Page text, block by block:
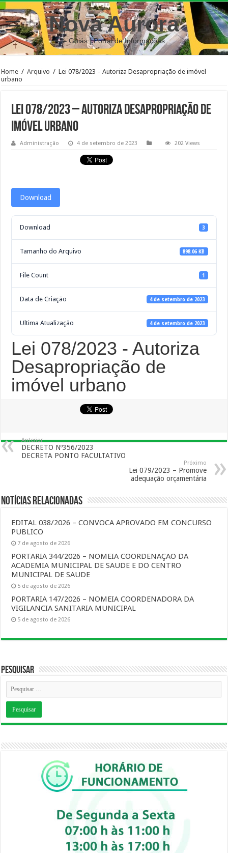
Nova Aurora
– Goiás | Portal de Informações
Home / Arquivo / Lei 078/2023 – Autoriza Desapropriação de imóvel
urbano
Lei 078/2023 – Autoriza Desapropriação de
imóvel urbano
Administração 4 de setembro de 2023 202 Views
Download
Download 3
Tamanho do Arquivo 898.06 KB
File Count 1
Data de Criação 4 de setembro de 2023
Ultima Atualização 4 de setembro de 2023
Lei 078/2023 - Autoriza
Desapropriação de
imóvel urbano
Anterior
DECRETO Nº356/2023
DECRETA PONTO FACULTATIVO
Próximo
Lei 079/2023 – Promove
adequação orçamentária
Notícias Relacionadas
EDITAL 038/2026 – CONVOCA APROVADO EM CONCURSO
PUBLICO
7 de agosto de 2026
PORTARIA 344/2026 – NOMEIA COORDENAÇAO DA
ACADEMIA MUNICIPAL DE SAUDE E DO CENTRO
MUNICIPAL DE SAUDE
5 de agosto de 2026
PORTARIA 147/2026 – NOMEIA COORDENADORA DA
VIGILANCIA SANITARIA MUNICIPAL
5 de agosto de 2026
Pesquisar